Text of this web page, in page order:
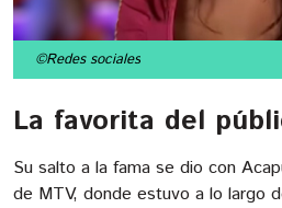
©Redes sociales
La favorita del
Su salto a la fama se dio con
de MTV, donde estuvo a lo largo